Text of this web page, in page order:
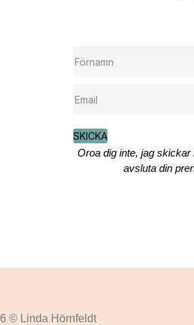
SKICKA
Oroa dig inte, jag
avsluta din
© Linda Hörnfeldt